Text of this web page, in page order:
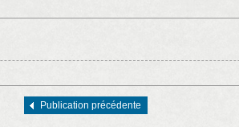
Publication précédente